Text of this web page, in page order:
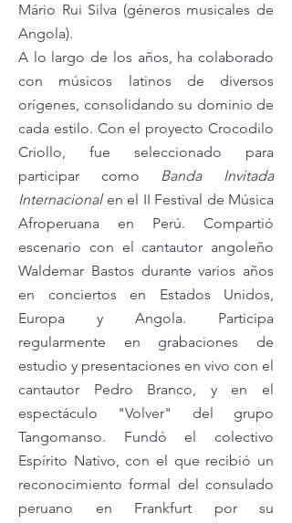
Mário Rui Silva (géneros musicales de
Angola).
A lo largo de los años, ha colaborado
con músicos latinos de diversos
orígenes, consolidando su dominio de
cada estilo. Con el proyecto Crocodilo
Criollo, fue seleccionado para
participar como Banda Invitada
Internacionalen el II Festival de Música
Afroperuana en Perú. Compartió
escenario con el cantautor angoleño
Waldemar Bastos durante varios años
en conciertos en Estados Unidos,
Europa y Angola. Participa
regularmente en grabaciones de
estudio y presentaciones en vivo con el
cantautor Pedro Branco, y en el
espectáculo "Volver" del grupo
Tangomanso. Fundó el colectivo
Espírito Nativo, con el que recibió un
reconocimiento formal del consulado
peruano en Frankfurt por su